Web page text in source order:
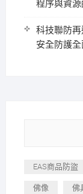
程序與資
科技聯防
安全防護
EAS商品防盜
佛像 佛